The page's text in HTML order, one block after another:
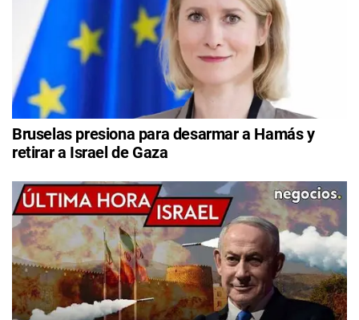
Bruselas presiona para desarmar a Hamás y
retirar a Israel de Gaza